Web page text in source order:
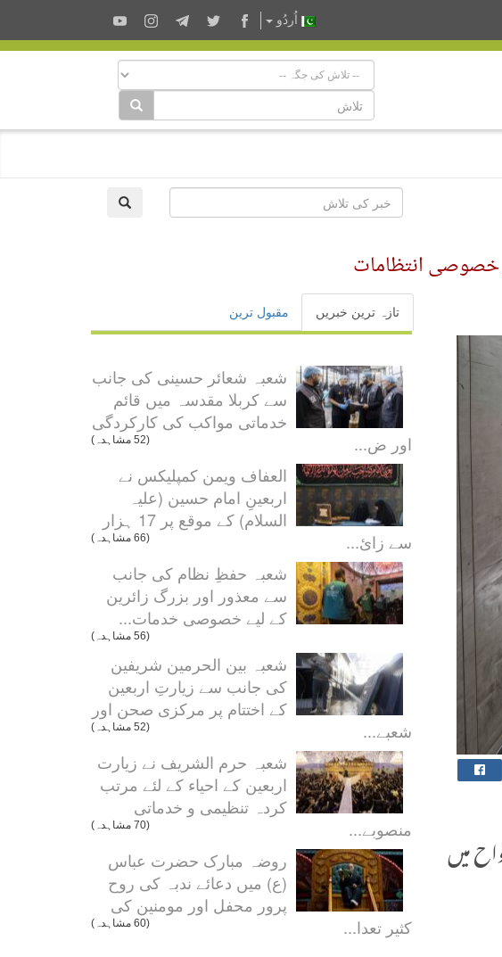
اُردُو
خصوصی انتظامات
میں
تازہ ترین خبریں مقبول ترین
شعبہ شعائر حسینی کی جانب
سے کربلا مقدسہ میں قائم
خدماتی مواکب کی کارکردگی
اور ض...
(52 مشاہدہ)
العفاف ویمن کمپلیکس نے
اربعینِ امام حسین (علیہ
السلام) کے موقع پر 17 ہزار
سے زائ...
(66 مشاہدہ)
شعبہ حفظِ نظام کی جانب
سے معذور اور بزرگ زائرین
کے لیے خصوصی خدمات...
(56 مشاہدہ)
شعبہ بین الحرمین شریفین
کی جانب سے زیارتِ اربعین
کے اختتام پر مرکزی صحن اور
شعبے...
(52 مشاہدہ)
شعبہ حرم الشریف نے زیارت
اربعین کے احیاء کے لئے مرتب
کردہ تنظیمی و خدماتی
منصوبے...
(70 مشاہدہ)
روضہ مبارک حضرت عباس
(ع) میں دعائے ندبہ کی روح
پرور محفل اور مومنین کی
کثیر تعدا...
(60 مشاہدہ)